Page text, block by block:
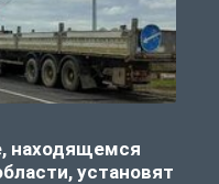
находящемся
установят